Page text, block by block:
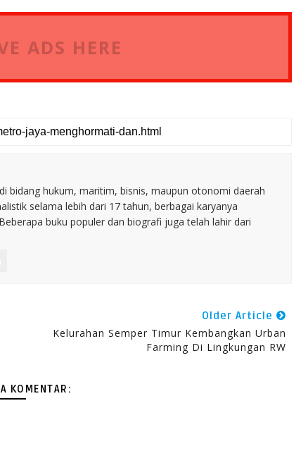
ADS HERE
bidang hukum, maritim, bisnis, maupun otonomi daerah
selama lebih dari 17 tahun, berbagai karyanya
buku populer dan biografi juga telah lahir dari
Older Article
Kelurahan Semper Timur Kembangkan Urban
Farming Di Lingkungan RW
KOMENTAR: